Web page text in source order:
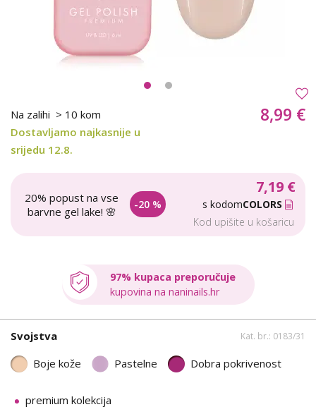
Na zalihi > 10 kom
Dostavljamo najkasnije u
srijedu 12.8.
8,99 €
20% popust na vse
barvne gel lake! 🌸
-20 %
7,19 €
s kodomCOLORS
Kod upišite u košaricu
97% kupaca preporučuje
kupovina na naninails.hr
Svojstva Kat. br.: 0183/31
Boje kože Pastelne Dobra pokrivenost
premium kolekcija